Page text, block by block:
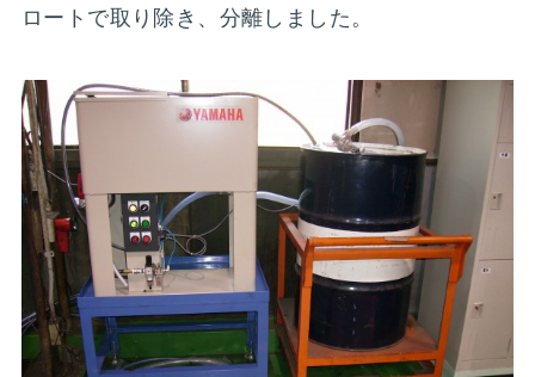
ロートで取り除き、分離しました。